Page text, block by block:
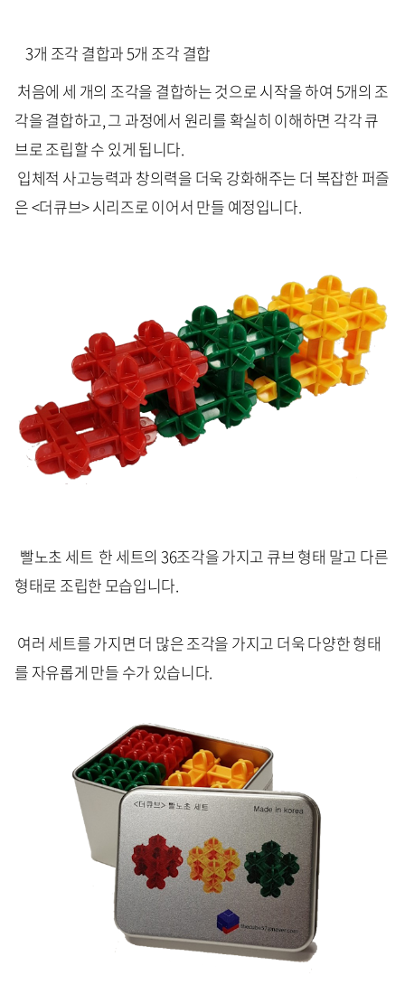
3개 조각 결합과 5개 조각 결합
처음에 세 개의 조각을 결합하는 것으로 시작을 하여 5개의 조
각을 결합하고, 그 과정에서 원리를 확실히 이해하면 각각 큐
브로 조립할 수 있게 됩니다.
입체적 사고능력과 창의력을 더욱 강화해주는 더 복잡한 퍼즐
은 <더큐브> 시리즈로 이어서 만들 예정입니다.
빨노초 세트 한 세트의 36조각을 가지고 큐브 형태 말고 다른
형태로 조립한 모습입니다.
여러 세트를 가지면 더 많은 조각을 가지고 더욱 다양한 형태
를 자유롭게 만들 수가 있습니다.